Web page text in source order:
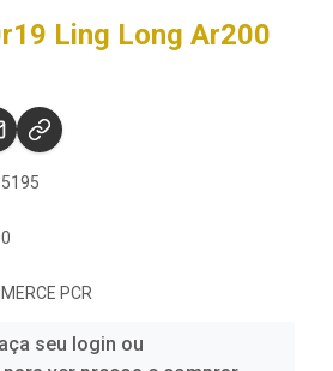
Ling Long Ar200
PCR
seu login ou